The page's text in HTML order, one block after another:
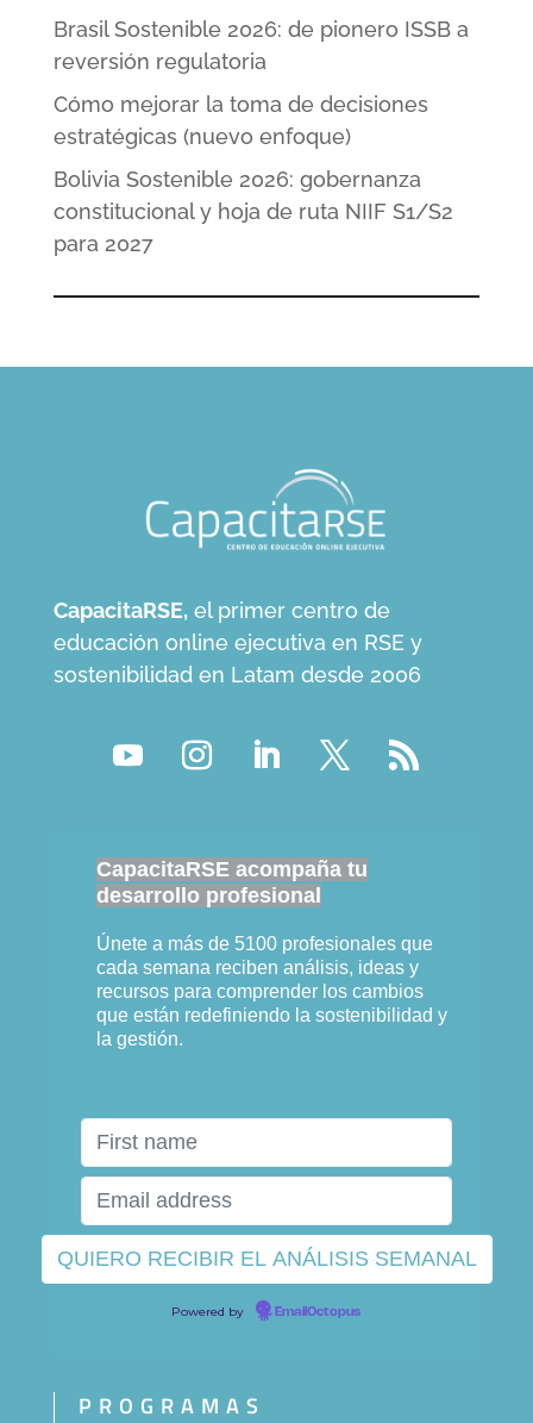
Brasil Sostenible 2026: de pionero ISSB a
reversión regulatoria
Cómo mejorar la toma de decisiones
estratégicas (nuevo enfoque)
Bolivia Sostenible 2026: gobernanza
constitucional y hoja de ruta NIIF S1/S2
para 2027
CapacitaRSE, el primer centro de
educación online ejecutiva en RSE y
sostenibilidad en Latam desde 2006
CapacitaRSE acompaña tu
desarrollo profesional
Únete a más de 5100 profesionales que
cada semana reciben análisis, ideas y
recursos para comprender los cambios
que están redefiniendo la sostenibilidad y
la gestión.
Powered by EmailOctopus
PROGRAMAS